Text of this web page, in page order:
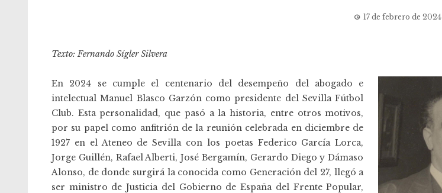
17 de febrero de 2024
Texto: Fernando Sígler Silvera
En 2024 se cumple el centenario del desempeño del abogado e
intelectual Manuel Blasco Garzón comopresidente del Sevilla Fútbol
Club. Esta personalidad, que pasó a la historia, entre otros motivos,
por su papel como anfitrión de la reunión celebrada en diciembre de
1927 en el Ateneo de Sevilla con los poetas Federico García Lorca,
Jorge Guillén, Rafael Alberti, José Bergamín, Gerardo Diego y Dámaso
Alonso, de donde surgirá la conocida como Generación del 27, llegó a
ser ministro de Justicia del Gobierno de España del Frente Popular,